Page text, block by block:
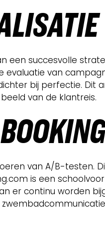
succesvolle
evaluatie van
bij perfectie. Dit
van de klantreis.
van A/B-testen.
is een
er continu worden